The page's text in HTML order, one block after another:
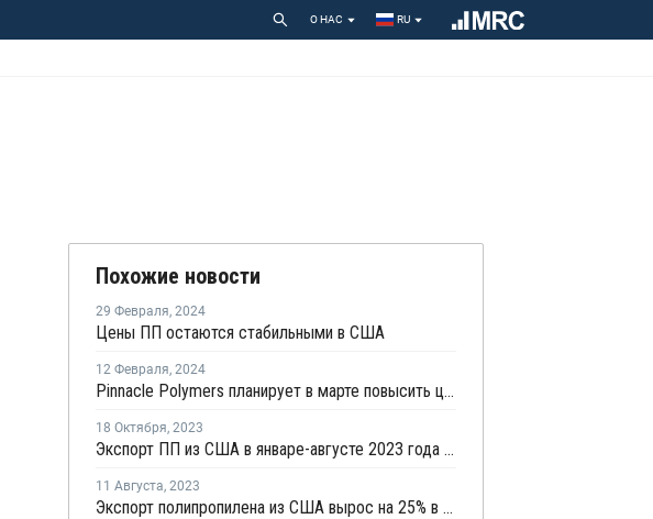
О НАС RU
Похожие новости
29 Февраля, 2024
Цены ПП остаются стабильными в США
12 Февраля, 2024
Pinnacle Polymers планирует в марте повысить цены ПП
18 Октября, 2023
Экспорт ПП из США в январе-августе 2023 года вырос на 28,4%
11 Августа, 2023
Экспорт полипропилена из США вырос на 25% в первом полугодии 2023 года